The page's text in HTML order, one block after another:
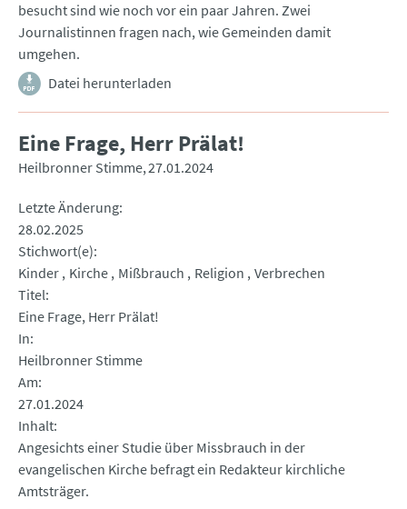
besucht sind wie noch vor ein paar Jahren. Zwei
Journalistinnen fragen nach, wie Gemeinden damit
umgehen.
Datei herunterladen
Eine Frage, Herr Prälat!
Heilbronner Stimme 27.01.2024
Letzte Änderung
28.02.2025
Stichwort(e)
Kinder Kirche Mißbrauch Religion Verbrechen
Titel
Eine Frage, Herr Prälat!
In
Heilbronner Stimme
Am
27.01.2024
Inhalt
Angesichts einer Studie über Missbrauch in der
evangelischen Kirche befragt ein Redakteur kirchliche
Amtsträger.